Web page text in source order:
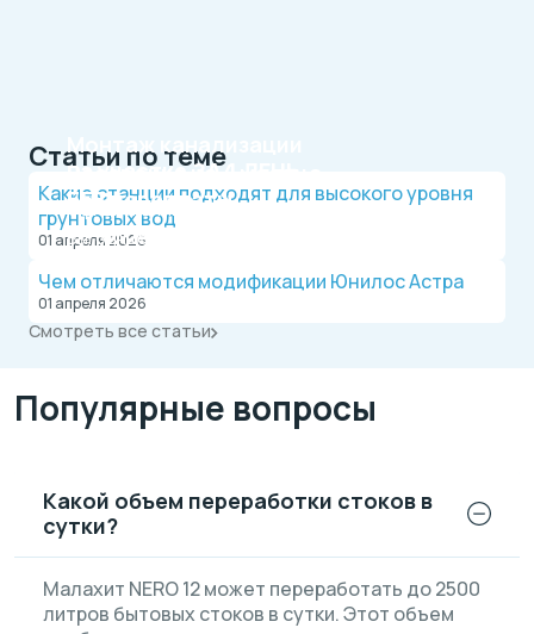
Монтаж канализации
на участкеЗА 1 ДЕНЬ
Официальный дилер, работаем по договору.
Оплата после монтажа.
Рассрочка на 4 месяца
БЕЗ переплаты
Выгодные условия на монтаж канализации и
Статьи по теме
Какие станции подходят для высокого уровня
грунтовых вод
01 апреля 2026
Чем отличаются модификации Юнилос Астра
01 апреля 2026
Смотреть все статьи
Популярные вопросы
Какой объем переработки стоков в
сутки?
Малахит NERO 12 может переработать до 2500
литров бытовых стоков в сутки. Этот объем